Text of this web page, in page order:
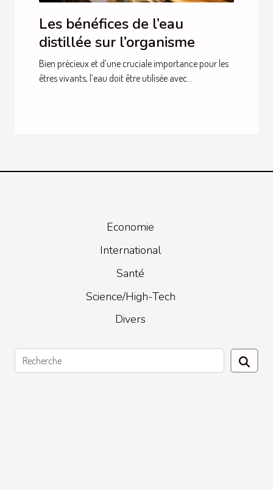
Les bénéfices de l’eau
distillée sur l’organisme
Bien précieux et d’une cruciale importance pour les
êtres vivants, l’eau doit être utilisée avec...
Economie
International
Santé
Science/High-Tech
Divers